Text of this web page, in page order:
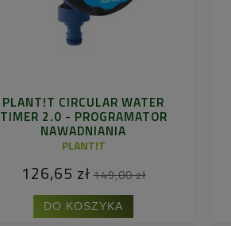
PLANT!T CIRCULAR WATER
TIMER 2.0 - PROGRAMATOR
NAWADNIANIA
PLANT!T
126,65 zł 149,00 zł
DO KOSZYKA